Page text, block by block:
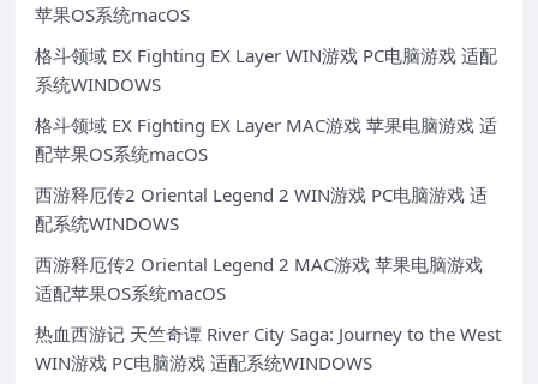
苹果OS系统macOS
格斗领域 EX Fighting EX Layer WIN游戏 PC电脑游戏 适配
系统WINDOWS
格斗领域 EX Fighting EX Layer MAC游戏 苹果电脑游戏 适
配苹果OS系统macOS
西游释厄传2 Oriental Legend 2 WIN游戏 PC电脑游戏 适
配系统WINDOWS
西游释厄传2 Oriental Legend 2 MAC游戏 苹果电脑游戏
适配苹果OS系统macOS
热血西游记 天竺奇谭 River City Saga: Journey to the West
WIN游戏 PC电脑游戏 适配系统WINDOWS